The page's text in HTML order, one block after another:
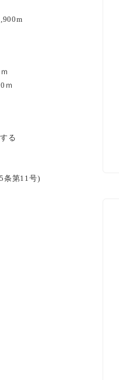
る
条第11号)